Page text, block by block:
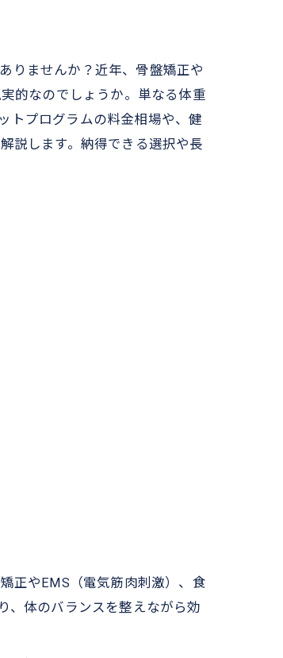
りませんか？近年、骨盤矯正や
的なのでしょうか。単なる体重
トプログラムの料金相場や、健
説します。納得できる選択や長
正やEMS（電気筋肉刺激）、食
、体のバランスを整えながら効